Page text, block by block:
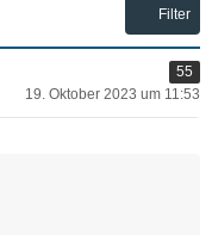
Filter
55
19. Oktober 2023 um 11:53